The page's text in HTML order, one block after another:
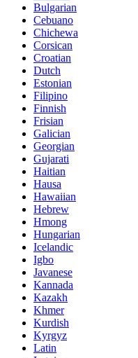
Bulgarian
Cebuano
Chichewa
Corsican
Croatian
Dutch
Estonian
Filipino
Finnish
Frisian
Galician
Georgian
Gujarati
Haitian
Hausa
Hawaiian
Hebrew
Hmong
Hungarian
Icelandic
Igbo
Javanese
Kannada
Kazakh
Khmer
Kurdish
Kyrgyz
Latin